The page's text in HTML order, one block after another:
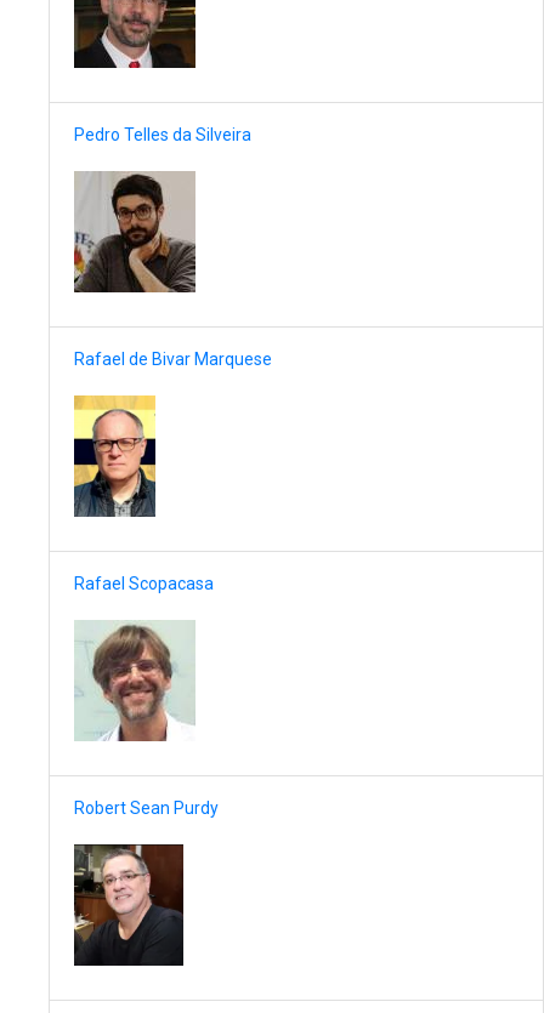
Pedro Telles da Silveira
Rafael de Bivar Marquese
Rafael Scopacasa
Robert Sean Purdy